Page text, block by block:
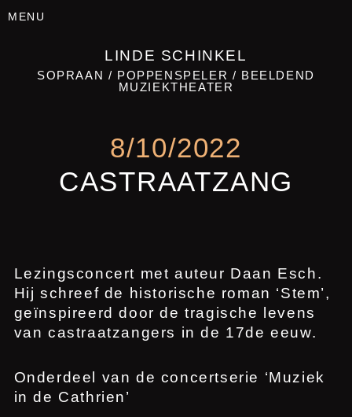
MENU
LINDE SCHINKEL
SOPRAAN / POPPENSPELER / BEELDEND MUZIEKTHEATER
8/10/2022
CASTRAATZANG
schreef de historische roman ‘Stem’,
geïnspireerd door de tragische levens van
castraatzangers in de 17de eeuw.
Cathrien’